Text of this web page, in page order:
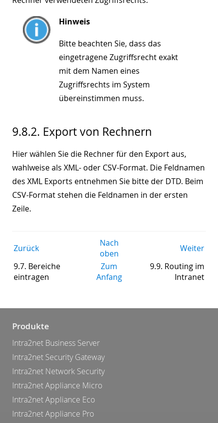
Hinweis
Bitte beachten Sie, dass das
eingetragene Zugriffsrecht exakt
mit dem Namen eines
Zugriffsrechts im System
übereinstimmen muss.
9.8.2. Export von Rechnern
Hier wählen Sie die Rechner für den Export aus,
wahlweise als XML- oder CSV-Format. Die Feldnamen
des XML Exports entnehmen Sie bitte der DTD. Beim
CSV-Format stehen die Feldnamen in der ersten
Zeile.
Zurück
Nach
oben
Weiter
9.7. Bereiche
eintragen
Zum
Anfang
9.9. Routing im
Intranet
Produkte
Intra2net Business Server
Intra2net Security Gateway
Intra2net Network Security
Intra2net Appliance Micro
Intra2net Appliance Eco
Intra2net Appliance Pro